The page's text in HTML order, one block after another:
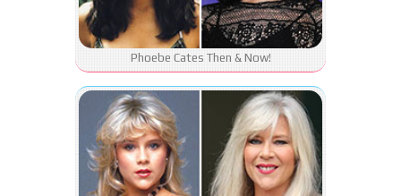
Phoebe Cates Then & Now!